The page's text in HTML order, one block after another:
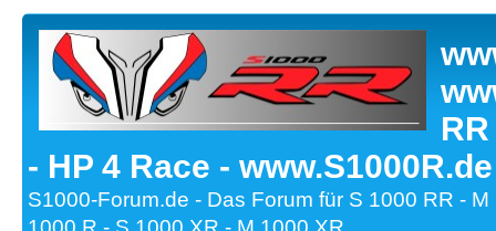
- HP 4 Race -
S1000-Forum.de - Das Forum für S 1000 RR -